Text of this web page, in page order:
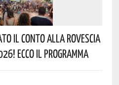
Il Conto Alla Rovescia
Ecco Il Programma